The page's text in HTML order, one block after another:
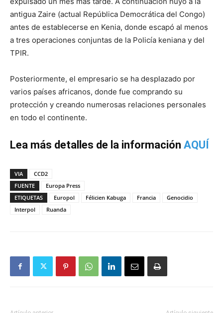
antigua Zaire (actual República Democrática del Congo)
antes de establecerse en Kenia, donde escapó al menos
a tres operaciones conjuntas de la Policía keniana y del
TPIR.
Posteriormente, el empresario se ha desplazado por
varios países africanos, donde fue comprando su
protección y creando numerosas relaciones personales
en todo el continente.
Lea más detalles de la información AQUÍ
VIA
CCD2
FUENTE
Europa Press
ETIQUETAS
Europol Félicien Kabuga Francia
Genocidio
Interpol
Ruanda